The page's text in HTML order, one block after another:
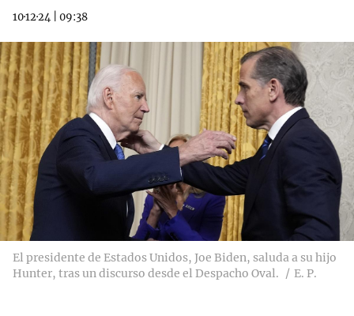
10·12·24 09:38
El presidente de Estados Unidos, Joe Biden, saluda a su hijo
Hunter, tras un discurso desde el Despacho Oval.
E. P.